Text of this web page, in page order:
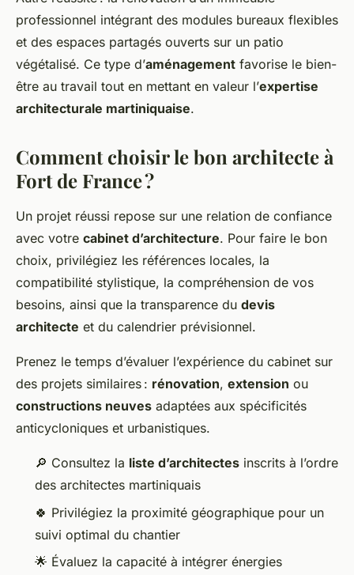
professionnel intégrant des modules bureaux flexibles
et des espaces partagés ouverts sur un patio
végétalisé. Ce type d’aménagement favorise le bien-
être au travail tout en mettant en valeur l’expertise
architecturale martiniquaise.
Comment choisir le bon architecte à
Fort de France ?
Un projet réussi repose sur une relation de confiance
avec votre cabinet d’architecture. Pour faire le bon
choix, privilégiez les références locales, la
compatibilité stylistique, la compréhension de vos
besoins, ainsi que la transparence du devis
architecte et du calendrier prévisionnel.
Prenez le temps d’évaluer l’expérience du cabinet sur
des projets similaires : rénovation, extension ou
constructions neuves adaptées aux spécificités
anticycloniques et urbanistiques.
🔎 Consultez la liste d’architectes inscrits à l’ordre
des architectes martiniquais
🍀 Privilégiez la proximité géographique pour un
suivi optimal du chantier
🌟 Évaluez la capacité à intégrer énergies